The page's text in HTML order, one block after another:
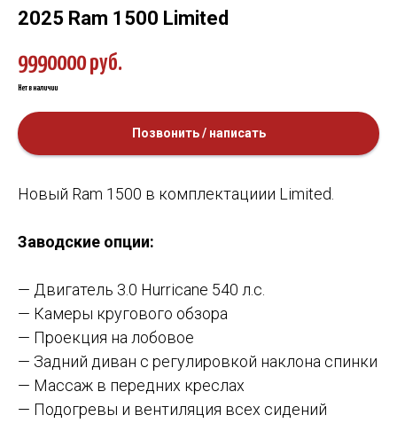
2025 Ram 1500 Limited
9990000руб.
Нет в наличии
Позвонить / написать
Новый Ram 1500 в комплектациии Limited.
Заводские опции:
— Двигатель 3.0 Hurricane 540 л.с.
— Камеры кругового обзора
— Проекция на лобовое
— Задний диван с регулировкой наклона спинки
— Массаж в передних креслах
— Подогревы и вентиляция всех сидений